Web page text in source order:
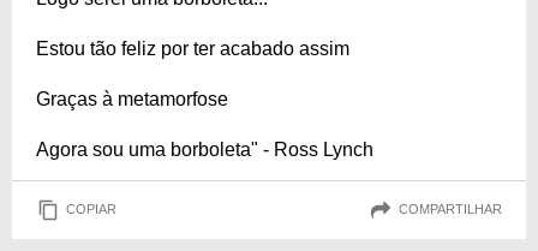
Estou tão feliz por ter acabado assim
Graças à metamorfose
Agora sou uma borboleta" - Ross Lynch
COPIAR COMPARTILHAR